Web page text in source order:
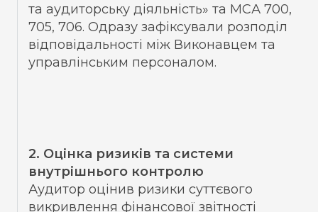
та аудиторську діяльність» та МСА 700,
705, 706. Одразу зафіксували розподіл
відповідальності між Виконавцем та
управлінським персоналом.
2. Оцінка ризиків та системи
внутрішнього контролю
Аудитор оцінив ризики суттєвого
викривлення фінансової звітності